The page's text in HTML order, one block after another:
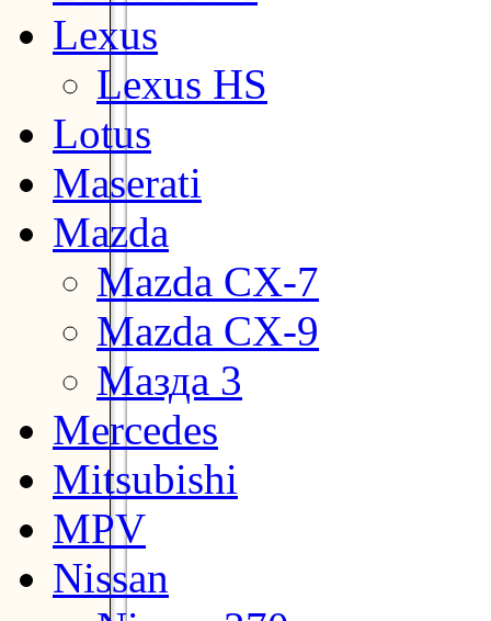
Lexus
Lexus HS
Lotus
Maserati
Mazda
Mazda CX-7
Mazda CX-9
Мазда 3
Mercedes
Mitsubishi
MPV
Nissan